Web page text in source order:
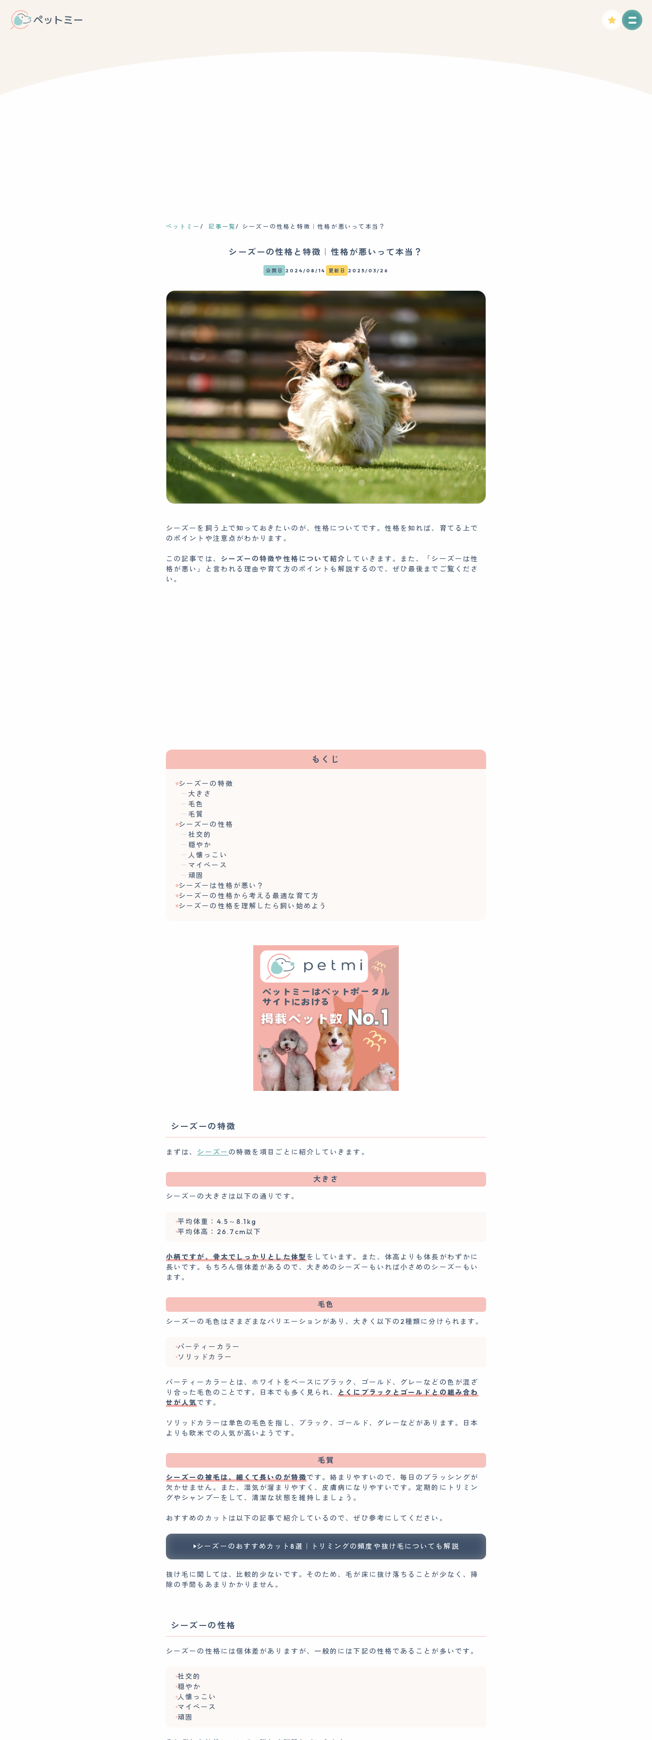
ペットミー 記事一覧 シーズーの性格と特徴｜性格が悪いって本当？
シーズーの性格と特徴｜性格が悪いって本当？
公開日 2024/08/14 更新日 2025/03/26
シーズーを飼う上で知っておきたいのが、性格についてです。性格を知れば、育てる上で
のポイントや注意点がわかります。
この記事では、 シーズーの特徴や性格について紹介 していきます。また、「シーズーは性
格が悪い」と言われる理由や育て方のポイントも解説するので、ぜひ最後までご覧くださ
い。
もくじ
シーズーの特徴
大きさ
毛色
毛質
シーズーの性格
社交的
穏やか
人懐っこい
マイペース
頑固
シーズーは性格が悪い？
シーズーの性格から考える最適な育て方
シーズーの性格を理解したら飼い始めよう
シーズーの特徴
まずは、 シーズー の特徴を項目ごとに紹介していきます。
大きさ
シーズーの大きさは以下の通りです。
平均体重：4.5～8.1kg
平均体高：26.7cm以下
小柄ですが、骨太でしっかりとした体型をしています。また、体高よりも体長がわずかに
長いです。もちろん個体差があるので、大きめのシーズーもいれば小さめのシーズーもい
ます。
毛色
シーズーの毛色はさまざまなバリエーションがあり、大きく以下の2種類に分けられます。
パーティーカラー
ソリッドカラー
パーティーカラーとは、ホワイトをベースにブラック、ゴールド、グレーなどの色が混ざ
り合った毛色のことです。日本でも多く見られ、とくにブラックとゴールドとの組み合わ
せが人気です。
ソリッドカラーは単色の毛色を指し、ブラック、ゴールド、グレーなどがあります。日本
よりも欧米での人気が高いようです。
毛質
シーズーの被毛は、細くて長いのが特徴です。絡まりやすいので、毎日のブラッシングが
欠かせません。また、湿気が溜まりやすく、皮膚病になりやすいです。定期的にトリミン
グやシャンプーをして、清潔な状態を維持しましょう。
おすすめのカットは以下の記事で紹介しているので、ぜひ参考にしてください。
シーズーのおすすめカット8選｜トリミングの頻度や抜け毛についても解説
抜け毛に関しては、比較的少ないです。そのため、毛が床に抜け落ちることが少なく、掃
除の手間もあまりかかりません。
シーズーの性格
シーズーの性格には個体差がありますが、一般的には下記の性格であることが多いです。
社交的
穏やか
人懐っこい
マイペース
頑固